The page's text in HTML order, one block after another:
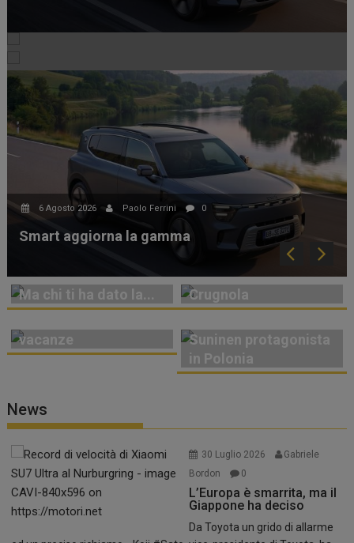
Appuntamento in Estonia
6 Agosto 2026 Paolo Ferrini 0
Smart aggiorna la gamma
Ma chi ti ha dato la...
La rivincita di
Crugnola
vacanze
Suninen protagonista
in Polonia
News
30 Luglio 2026
Gabriele
Bordon
0
L’Europa è smarrita, ma il
Giappone ha deciso
Da Toyota un grido di allarme